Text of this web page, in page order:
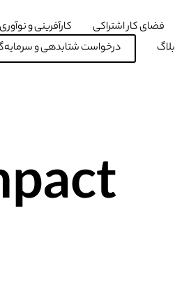
فضای کار اشتراکی کارآفرینی و نوآوری
بلاگ درخواست شتابدهی و